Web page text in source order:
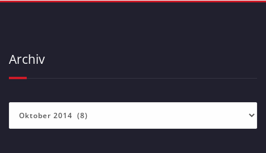
Archiv